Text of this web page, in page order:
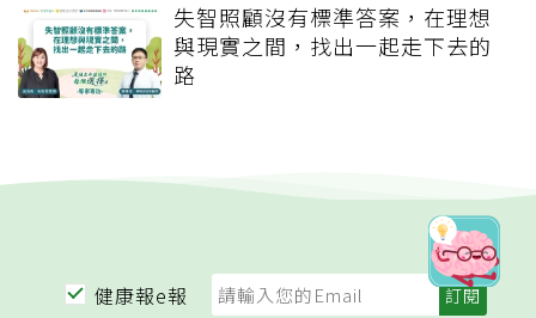
失智照顧沒有標準答案，在理想
與現實之間，找出一起走下去的
路
健康報e報